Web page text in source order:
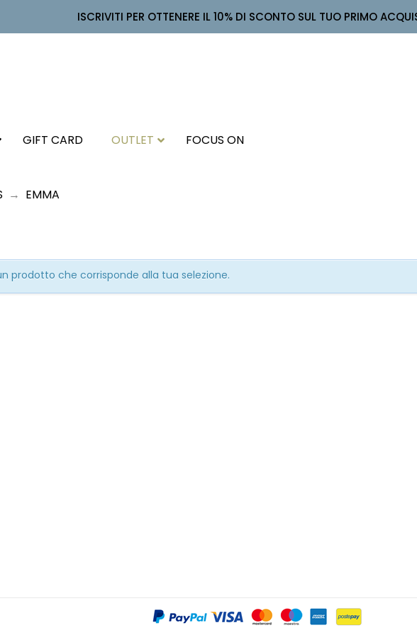
ISCRIVITI PER OTTENERE IL 10% DI SCONTO SUL TUO PRIMO
GIFT CARD OUTLET FOCUS ON
→ EMMA
prodotto che corrisponde alla tua selezione.